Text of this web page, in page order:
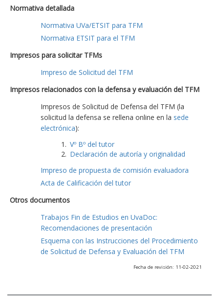
Normativa detallada
Normativa UVa/ETSIT para TFM
Normativa ETSIT para el TFM
Impresos para solicitar TFMs
Impreso de Solicitud del TFM
Impresos relacionados con la defensa y evaluación del TFM
Impresos de Solicitud de Defensa del TFM (la
solicitud la defensa se rellena online en la sede
electrónica):
Vº Bº del tutor
Declaración de autoría y originalidad
Impreso de propuesta de comisión evaluadora
Acta de Calificación del tutor
Otros documentos
Trabajos Fin de Estudios en UvaDoc:
Recomendaciones de presentación
Esquema con las Instrucciones del Procedimiento
de Solicitud de Defensa y Evaluación del TFM
Fecha de revisión: 11-02-2021